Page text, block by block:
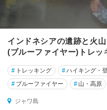
インドネシアの遺跡と火
(ブルーファイヤー)トレッ
# トレッキング #ハイキング・
# ブルーファイヤー # 山・高原
ジャワ島